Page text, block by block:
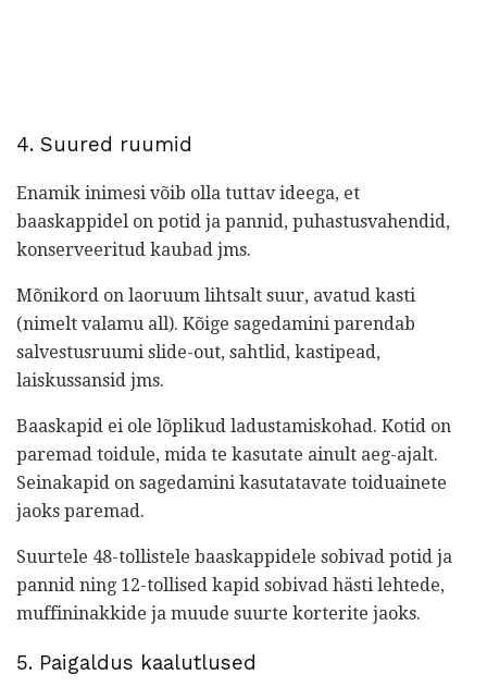
4. Suured ruumid
Enamik inimesi võib olla tuttav ideega, et
baaskappidel on potid ja pannid, puhastusvahendid,
konserveeritud kaubad jms.
Mõnikord on laoruum lihtsalt suur, avatud kasti
(nimelt valamu all). Kõige sagedamini parendab
salvestusruumi slide-out, sahtlid, kastipead,
laiskussansid jms.
Baaskapid ei ole lõplikud ladustamiskohad. Kotid on
paremad toidule, mida te kasutate ainult aeg-ajalt.
Seinakapid on sagedamini kasutatavate toiduainete
jaoks paremad.
Suurtele 48-tollistele baaskappidele sobivad potid ja
pannid ning 12-tollised kapid sobivad hästi lehtede,
muffininakkide ja muude suurte korterite jaoks.
5. Paigaldus kaalutlused